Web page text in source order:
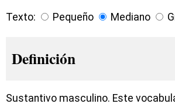
Texto: Pequeño Mediano
Definición
Sustantivo masculino. Este